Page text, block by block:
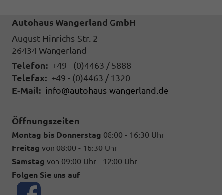
Autohaus Wangerland GmbH
August-Hinrichs-Str. 2
26434 Wangerland
Telefon: +49 - (0)4463 / 5888
Telefax: +49 - (0)4463 / 1320
E-Mail: info@autohaus-wangerland.de
Öffnungszeiten
Montag bis Donnerstag 08:00 - 16:30 Uhr
Freitag von 08:00 - 16:30 Uhr
Samstag von 09:00 Uhr - 12:00 Uhr
Folgen Sie uns auf